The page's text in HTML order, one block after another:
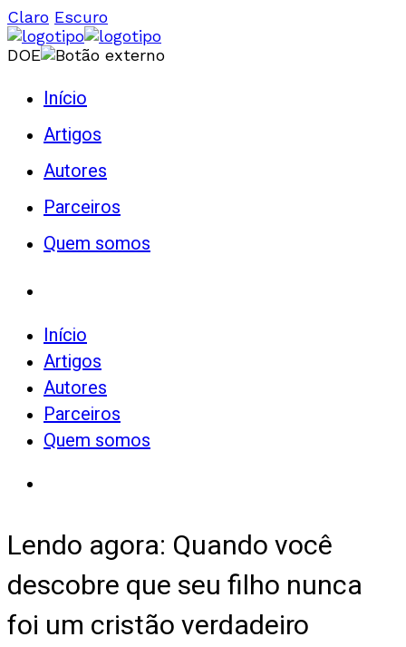
Claro Escuro
DOE
Início
Artigos
Autores
Parceiros
Quem somos
Início
Artigos
Autores
Parceiros
Quem somos
Lendo agora: Quando você
descobre que seu filho nunca
foi um cristão verdadeiro